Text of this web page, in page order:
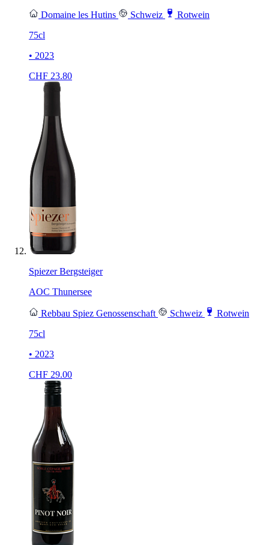
Domaine les Hutins Schweiz
Rotwein
75cl
• 2023
CHF 23.80
Spiezer Bergsteiger
AOC Thunersee
Rebbau Spiez Genossenschaft Schweiz
Rotwein
75cl
• 2023
CHF 29.00